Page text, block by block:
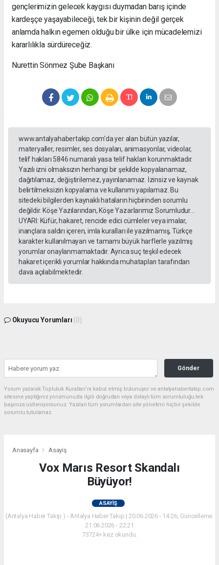
gençlerimizin gelecek kaygısı duymadan barış içinde
kardeşçe yaşayabileceği, tek bir kişinin değil gerçek
anlamda halkın egemen olduğu bir ülke için mücadelemizi
kararlılıkla sürdüreceğiz.
Nurettin Sönmez Şube Başkanı
www.antalyahabertakip.com'da yer alan bütün yazılar,
materyaller, resimler, ses dosyaları, animasyonlar, videolar,
telif hakları 5846 numaralı yasa telif hakları korunmaktadır.
Yazılı izni olmaksızın herhangi bir şekilde kopyalanamaz,
dağıtılamaz, değiştirilemez, yayınlanamaz. İzinsiz ve kaynak
belirtilmeksizin kopyalama ve kullanımı yapılamaz. Bu
sitedeki bilgilerden kaynaklı hataların hiçbirinden sorumlu
değildir. Köşe Yazılarından, Köşe Yazarlarımız Sorumludur...
UYARI: Küfür, hakaret, rencide edici cümleler veya imalar,
inançlara saldırı içeren, imla kuralları ile yazılmamış, Türkçe
karakter kullanılmayan ve tamamı büyük harflerle yazılmış
yorumlar onaylanmamaktadır. Ayrıca suç teşkil edecek
hakaret içerikli yorumlar hakkında muhatapları tarafından
dava açılabilmektedir.
Okuyucu Yorumları (0)
Gönder
Yorum yazarak Topluluk Kuralları’nı kabul etmiş bulunuyor ve antalyahabertakip.com
sitesine yaptığınız yorumunuzla ilgili doğrudan veya dolaylı tüm sorumluluğu tek
başınıza üstleniyorsunuz. Yazılan tüm yorumlardan site yönetimi hiçbir şekilde
sorumlu tutulamaz.
Anasayfa Asayiş
Vox Marıs Resort Skandalı
Büyüyor!
ASAYIŞ
(Antalya Haber Takip ) - Antalya Haber Takip | 20.06.2026 - 14:26, Güncelleme:
21.06.2026 - 22:21
73724+ kez okundu.